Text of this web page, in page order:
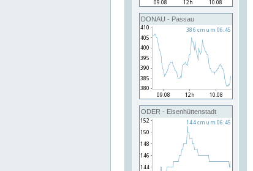
DONAU - Passau
ODER - Eisenhüttenstadt